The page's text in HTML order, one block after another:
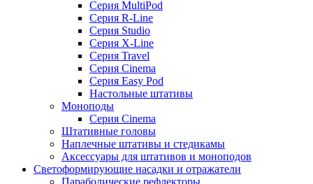
Серия MultiPod
Серия R-Line
Серия Studio
Серия X-Line
Серия Travel
Серия Cinema
Серия Easy Pod
Настольные штативы
Моноподы
Серия Cinema
Штативные головы
Наплечные штативы и стедикамы
Аксессуары для штативов и моноподов
Светоформирующие насадки и отражатели
Параболические рефлекторы